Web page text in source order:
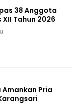
38 Anggota
Tahun 2026
Amankan Pria